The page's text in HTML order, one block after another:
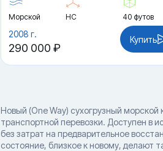
Морской HC 40 футов
2008 г.
290 000 ₽
Купить
Новый (One Way) сухогрузный
транспортной перевозки. Доступен в
без затрат на предварительное
состояние, близкое к новому, делают